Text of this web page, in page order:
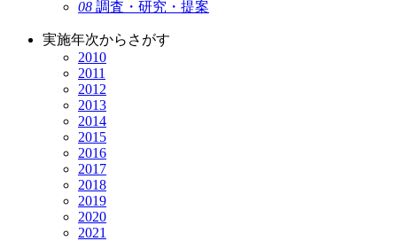
08 調査・研究・提案
実施年次からさがす
2010
2011
2012
2013
2014
2015
2016
2017
2018
2019
2020
2021